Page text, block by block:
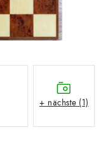
+ nächste (1)